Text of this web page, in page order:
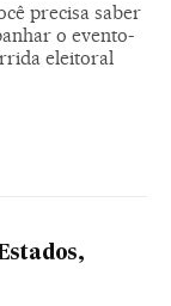
precisa saber
o evento-
eleitoral